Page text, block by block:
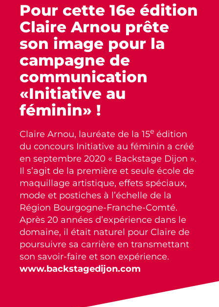
Pour cette 16e édition
Claire Arnou prête
son image pour la
campagne de
communication
«Initiative au
féminin» !
Claire Arnou, lauréate de la 15e édition
du concours Initiative au féminin a créé
en septembre 2020 « Backstage Dijon ».
Il s’agit de la première et seule école de
maquillage artistique, effets spéciaux,
mode et postiches à l’échelle de la
Région Bourgogne-Franche-Comté.
Après 20 années d’expérience dans le
domaine, il était naturel pour Claire de
poursuivre sa carrière en transmettant
son savoir-faire et son expérience.
www.backstagedijon.com